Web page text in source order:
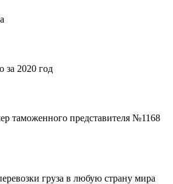
за 2020 год
таможенного представителя №1168
груза в любую страну мира